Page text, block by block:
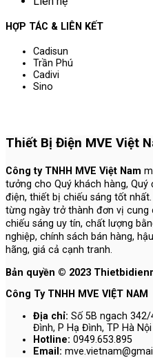
HỢP TÁC & LIÊN KẾT
Cadisun
Trần Phú
Cadivi
Sino
Thiết Bị Điện MVE Việt
Công ty TNHH MVE Việt Nam
tưởng cho Quý khách hàng,
điện, thiết bị chiếu sáng tốt
từng ngày trở thành đơn vị
chiếu sáng uy tín, chất lượng
nghiệp, chính sách bán hàng,
hãng, giá cả cạnh tranh.
Bản quyền © 2023
Công Ty TNHH MVE VIỆT NAM
Địa chỉ: Số 5B ngach
Đình, P Hạ Đình, TP Hà Nội
Hotline: 0949.653.895
Email: